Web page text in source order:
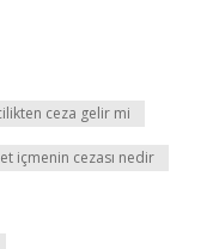
ceza gelir mi
içmenin cezası nedir